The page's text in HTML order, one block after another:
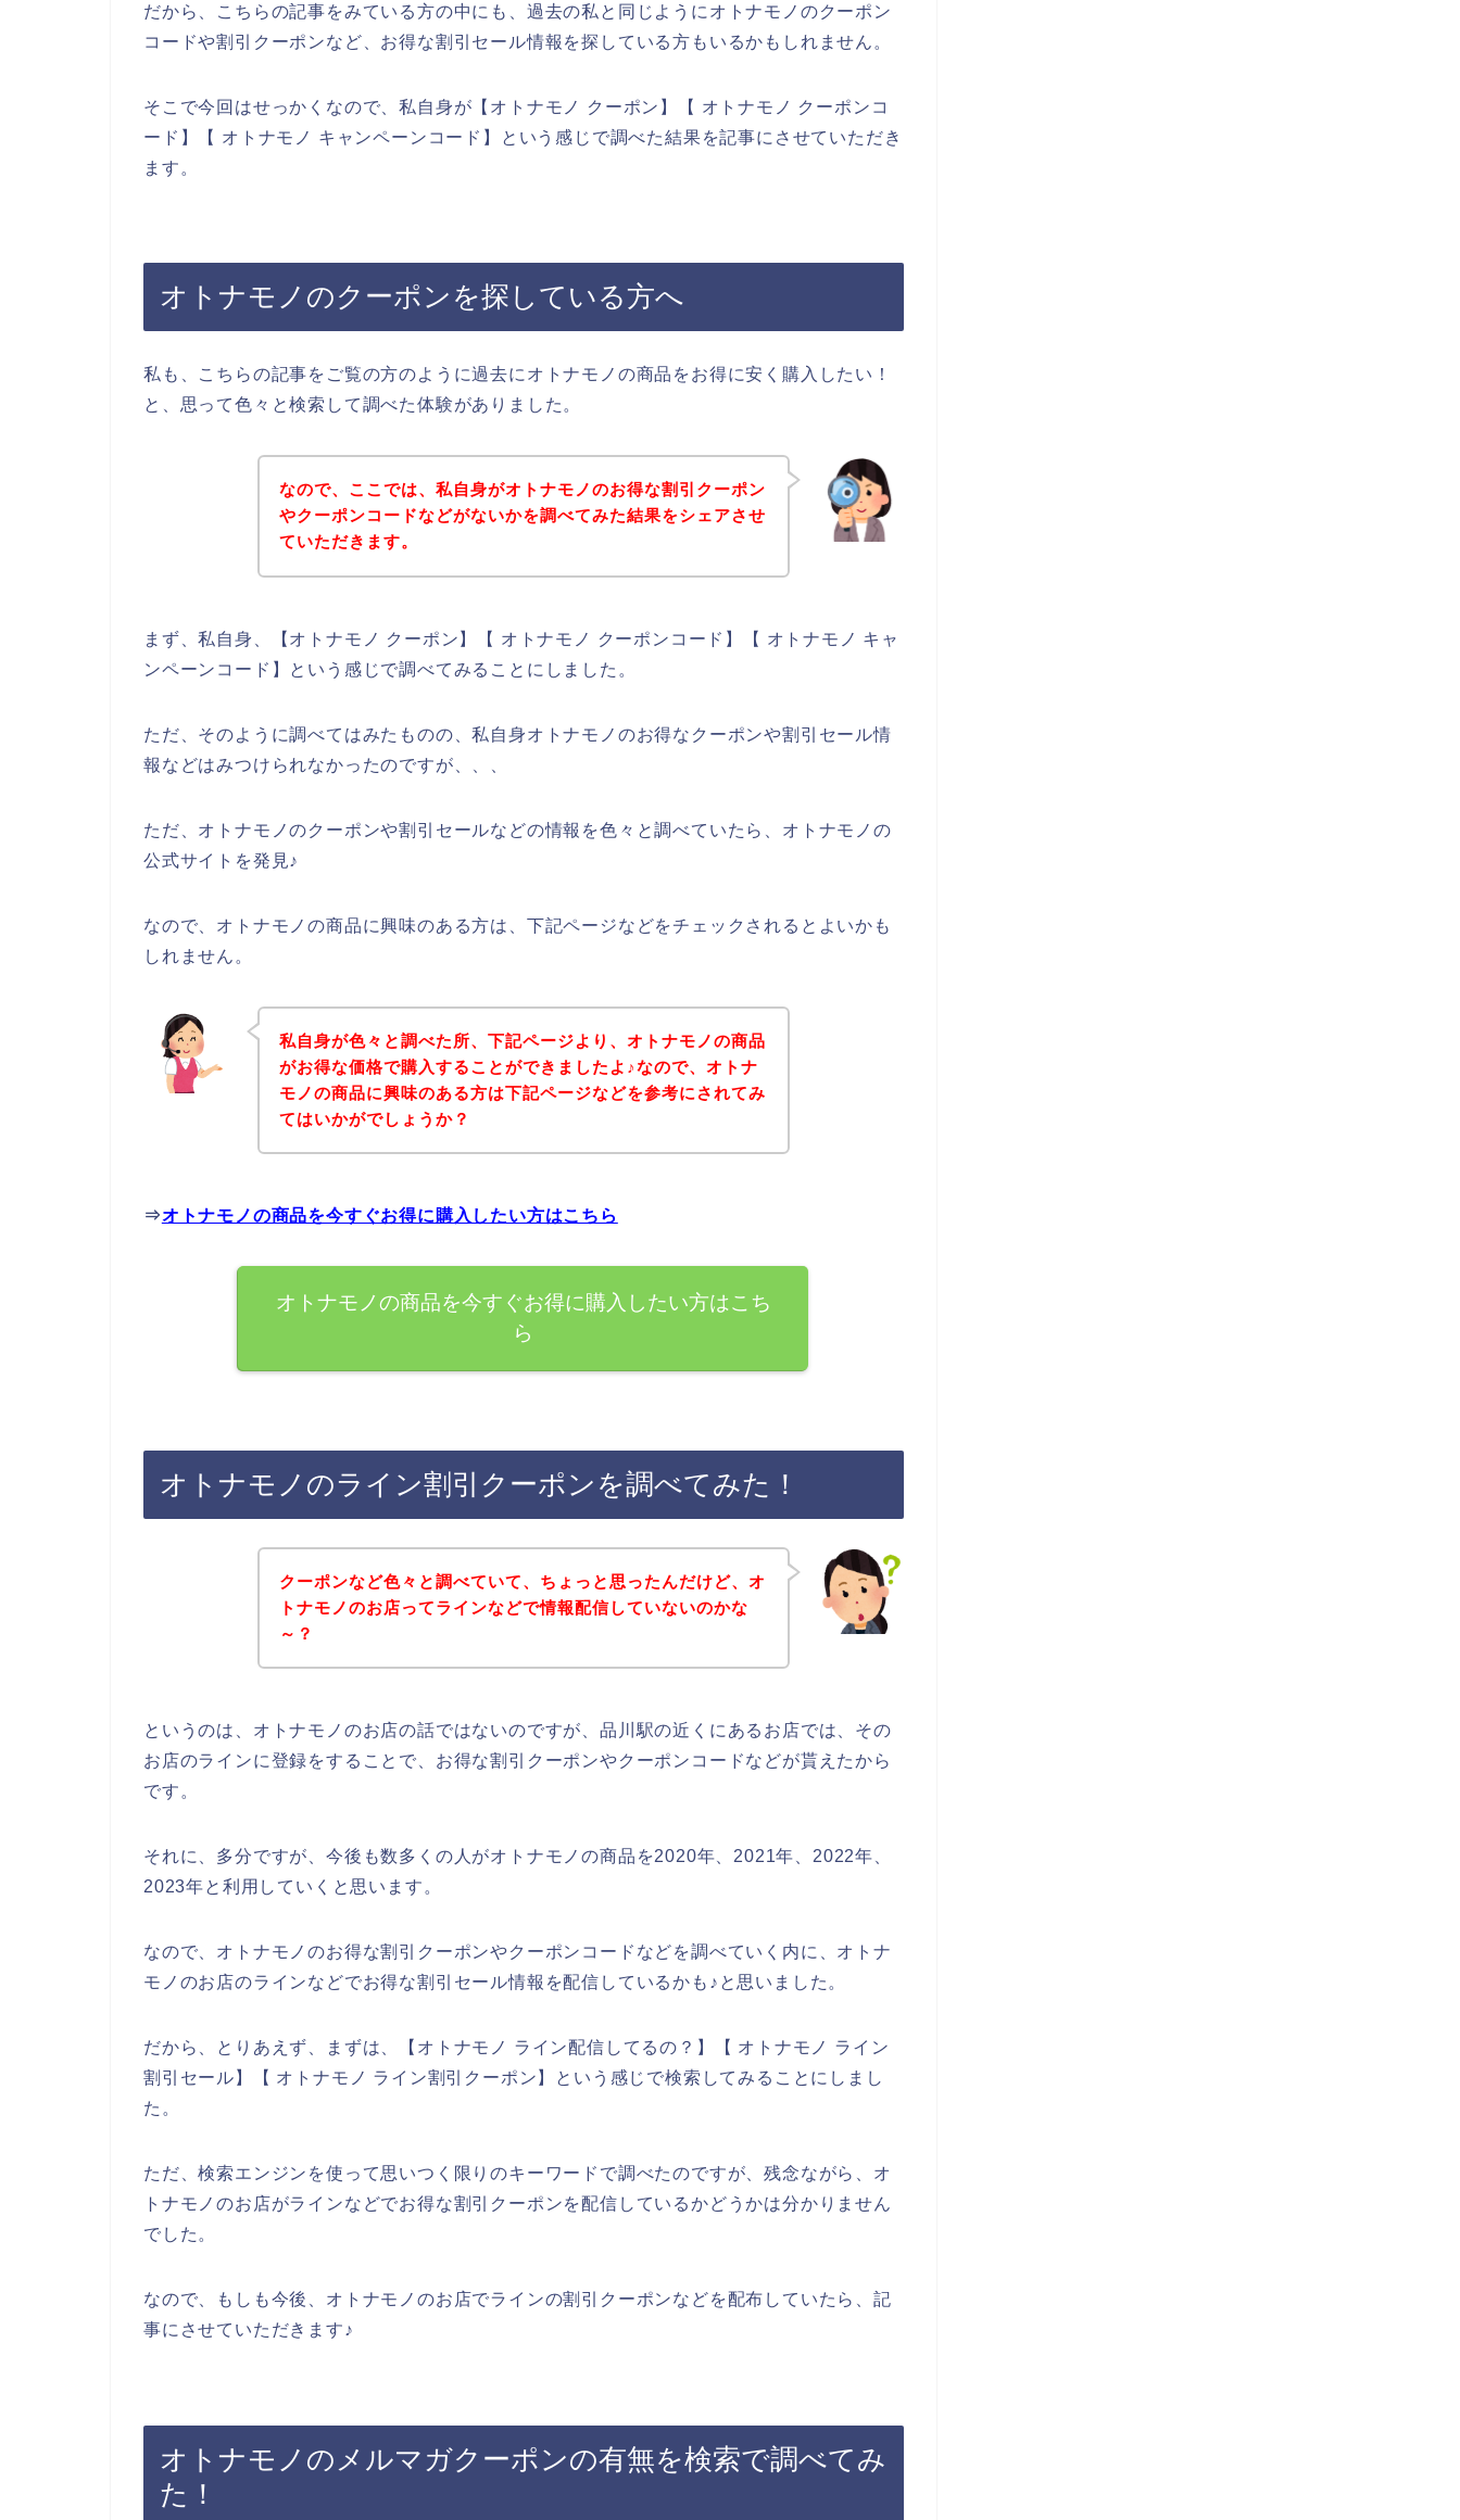
だから、こちらの記事をみている方の中にも、過去の私と同じようにオトナモノのクーポン
コードや割引クーポンなど、お得な割引セール情報を探している方もいるかもしれません。
そこで今回はせっかくなので、私自身が【オトナモノ クーポン】【 オトナモノ クーポンコ
ード】【 オトナモノ キャンペーンコード】という感じで調べた結果を記事にさせていただき
ます。
オトナモノのクーポンを探している方へ
私も、こちらの記事をご覧の方のように過去にオトナモノの商品をお得に安く購入したい！
と、思って色々と検索して調べた体験がありました。
なので、ここでは、私自身がオトナモノのお得な割引クーポン
やクーポンコードなどがないかを調べてみた結果をシェアさせ
ていただきます。
まず、私自身、【オトナモノ クーポン】【 オトナモノ クーポンコード】【 オトナモノ キャ
ンペーンコード】という感じで調べてみることにしました。
ただ、そのように調べてはみたものの、私自身オトナモノのお得なクーポンや割引セール情
報などはみつけられなかったのですが、、、
ただ、オトナモノのクーポンや割引セールなどの情報を色々と調べていたら、オトナモノの
公式サイトを発見♪
なので、オトナモノの商品に興味のある方は、下記ページなどをチェックされるとよいかも
しれません。
私自身が色々と調べた所、下記ページより、オトナモノの商品
がお得な価格で購入することができましたよ♪なので、オトナ
モノの商品に興味のある方は下記ページなどを参考にされてみ
てはいかがでしょうか？
⇒オトナモノの商品を今すぐお得に購入したい方はこちら
オトナモノの商品を今すぐお得に購入したい方はこち
ら
オトナモノのライン割引クーポンを調べてみた！
クーポンなど色々と調べていて、ちょっと思ったんだけど、オ
トナモノのお店ってラインなどで情報配信していないのかな
～？
というのは、オトナモノのお店の話ではないのですが、品川駅の近くにあるお店では、その
お店のラインに登録をすることで、お得な割引クーポンやクーポンコードなどが貰えたから
です。
それに、多分ですが、今後も数多くの人がオトナモノの商品を2020年、2021年、2022年、
2023年と利用していくと思います。
なので、オトナモノのお得な割引クーポンやクーポンコードなどを調べていく内に、オトナ
モノのお店のラインなどでお得な割引セール情報を配信しているかも♪と思いました。
だから、とりあえず、まずは、【オトナモノ ライン配信してるの？】【 オトナモノ ライン
割引セール】【 オトナモノ ライン割引クーポン】という感じで検索してみることにしまし
た。
ただ、検索エンジンを使って思いつく限りのキーワードで調べたのですが、残念ながら、オ
トナモノのお店がラインなどでお得な割引クーポンを配信しているかどうかは分かりません
でした。
なので、もしも今後、オトナモノのお店でラインの割引クーポンなどを配布していたら、記
事にさせていただきます♪
オトナモノのメルマガクーポンの有無を検索で調べてみ
た！